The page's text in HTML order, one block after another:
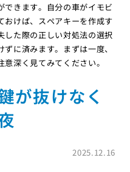
できます。自分の車がイモビ
おけば、スペアキーを作成す
した際の正しい対処法の選択
に済みます。まずは一度、
深く見てみてください。
が抜けなく
2025.12.16